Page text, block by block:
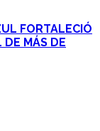
FORTALECIÓ
MÁS DE